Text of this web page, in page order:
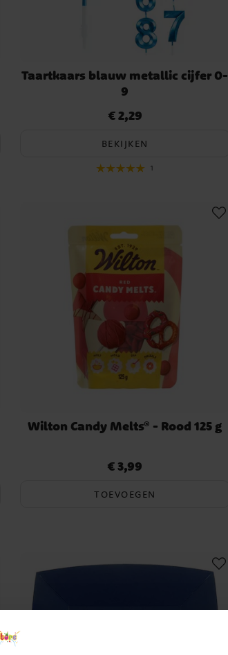
Taartkaars blauw metallic cijfer 0-
9
Prijs :€ 2,29
€ 2,29
BEKIJKEN
1
Wilton Candy Melts® - Rood 125 g
Prijs:€ 3,99
€ 3,99
TOEVOEGEN